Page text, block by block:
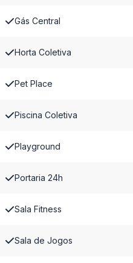
Gás Central
Horta Coletiva
Pet Place
Piscina Coletiva
Playground
Portaria 24h
Sala Fitness
Sala de Jogos